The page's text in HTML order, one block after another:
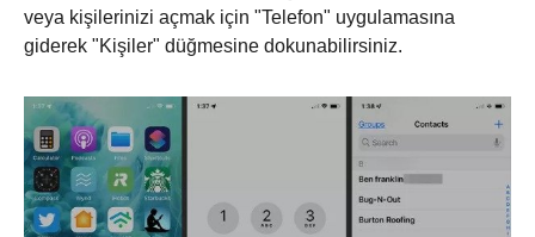
veya kişilerinizi açmak için "Telefon" uygulamasına
giderek "Kişiler" düğmesine dokunabilirsiniz.